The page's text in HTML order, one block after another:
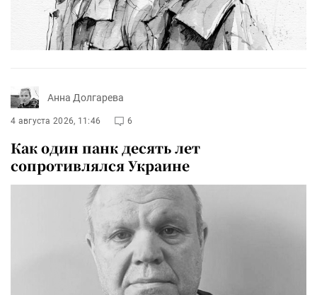
Анна Долгарева
4 августа 2026, 11:46 6
Как один панк десять лет
сопротивлялся Украине